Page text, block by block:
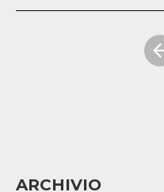
ARCHIVIO